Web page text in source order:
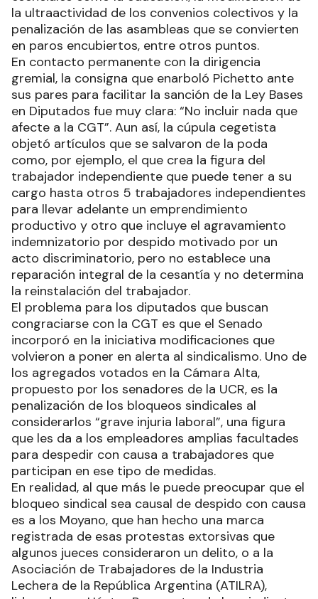
la ultraactividad de los convenios colectivos y la
penalización de las asambleas que se convierten
en paros encubiertos, entre otros puntos.
En contacto permanente con la dirigencia
gremial, la consigna que enarboló Pichetto ante
sus pares para facilitar la sanción de la Ley Bases
en Diputados fue muy clara: “No incluir nada que
afecte a la CGT”. Aun así, la cúpula cegetista
objetó artículos que se salvaron de la poda
como, por ejemplo, el que crea la figura del
trabajador independiente que puede tener a su
cargo hasta otros 5 trabajadores independientes
para llevar adelante un emprendimiento
productivo y otro que incluye el agravamiento
indemnizatorio por despido motivado por un
acto discriminatorio, pero no establece una
reparación integral de la cesantía y no determina
la reinstalación del trabajador.
El problema para los diputados que buscan
congraciarse con la CGT es que el Senado
incorporó en la iniciativa modificaciones que
volvieron a poner en alerta al sindicalismo. Uno de
los agregados votados en la Cámara Alta,
propuesto por los senadores de la UCR, es la
penalización de los bloqueos sindicales al
considerarlos “grave injuria laboral”, una figura
que les da a los empleadores amplias facultades
para despedir con causa a trabajadores que
participan en ese tipo de medidas.
En realidad, al que más le puede preocupar que el
bloqueo sindical sea causal de despido con causa
es a los Moyano, que han hecho una marca
registrada de esas protestas extorsivas que
algunos jueces consideraron un delito, o a la
Asociación de Trabajadores de la Industria
Lechera de la República Argentina (ATILRA),